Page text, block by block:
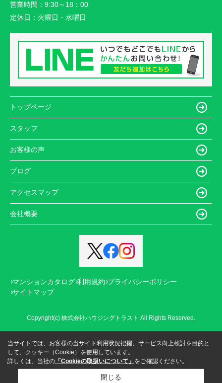
営業時間： 9:30～18：00
定休日： 火曜日・水曜日
トップページ
スタッフ
お客様の声
ブログ
アクセスマップ
会社概要
マンションカタログ 利用規約 プライバシーポリシー
サイトマップ
Copyright(c) 株式会社ハウジングトラスト All Rights Reserved.
当サイトでは、お客様の当サイト利用状況把握、サービス向上検討を目的と
して、クッキー（Cookie）を使用しています。
詳しくは、当社の 「Cookieの取扱いについて」 をご確認ください。
閉じる